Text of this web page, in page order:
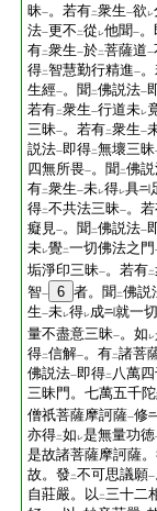
昧一。若有二衆生一欲 レ
法一更不 二從 レ他聞一。
有二衆生一於二菩薩道一
得二智慧勤行精進一
生經一。聞 二佛説法一
若有二衆生一行道未レ
三昧一。若有二衆生一
説法一即得二無壞三昧
四無所畏一。聞 二佛
有二衆生一未レ得レ具
得二不共法三昧一。
癡見一。聞 二佛説法一
未レ覺二一切佛法之門
垢淨印三昧一。若有二
智一 6 者。聞 二佛説
生一未レ得レ成
就一
量不盡意三昧一。如 レ
得二信解一。有二諸菩
佛説法一即得二 八萬
三昧門。七萬五千
僧祇菩薩摩訶薩一修
亦得二如 レ是無量功徳
是故諸菩薩摩訶薩
故。發 二不可思議願一
自莊嚴。以 二三十二